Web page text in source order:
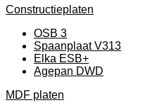
Constructieplaten
OSB 3
Spaanplaat V313
Elka ESB+
Agepan DWD
MDF platen